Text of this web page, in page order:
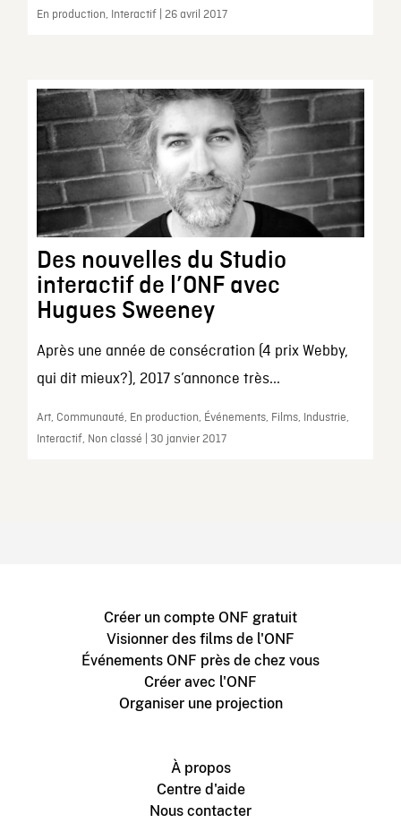
En production, Interactif | 26 avril 2017
Des nouvelles du Studio
interactif de l’ONF avec
Hugues Sweeney
Après une année de consécration (4 prix Webby,
qui dit mieux?), 2017 s’annonce très...
Art, Communauté, En production, Événements, Films, Industrie,
Interactif, Non classé | 30 janvier 2017
Créer un compte ONF gratuit
Visionner des films de l'ONF
Événements ONF près de chez vous
Créer avec l'ONF
Organiser une projection
À propos
Centre d'aide
Nous contacter